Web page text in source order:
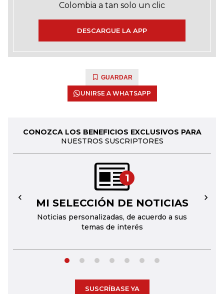
Colombia a tan solo un clic
DESCARGUE LA APP
GUARDAR
UNIRSE A WHATSAPP
CONOZCA LOS BENEFICIOS EXCLUSIVOS PARA
NUESTROS SUSCRIPTORES
1
MI SELECCIÓN DE NOTICIAS
Noticias personalizadas, de acuerdo a sus
temas de interés
← →
SUSCRÍBASE YA